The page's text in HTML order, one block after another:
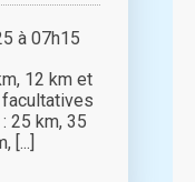
à 07h15
12 km et
25 km, 35
[...]